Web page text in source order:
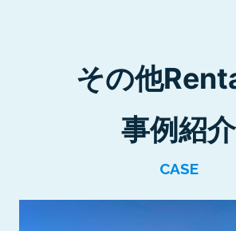
その他
事例紹介
CASE